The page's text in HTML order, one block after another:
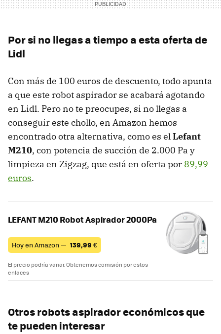
Por si no llegas a tiempo a esta oferta de
Lidl
Con más de 100 euros de descuento, todo apunta
a que este robot aspirador se acabará agotando
en Lidl. Pero no te preocupes, si no llegas a
conseguir este chollo, en Amazon hemos
encontrado otra alternativa, como es elLefant
M210, con potencia de succión de 2.000 Pa y
limpieza en Zigzag, que está en oferta por 89,99
euros.
LEFANT M210 Robot Aspirador 2000Pa
Hoy en Amazon — 139,99 €
El precio podría variar. Obtenemos comisión por estos
enlaces
Otros robots aspirador económicos que
te pueden interesar